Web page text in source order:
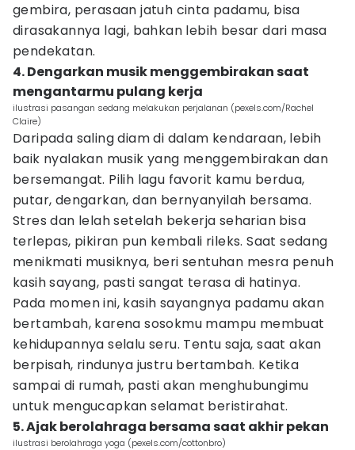
gembira, perasaan jatuh cinta padamu, bisa
dirasakannya lagi, bahkan lebih besar dari masa
pendekatan.
4. Dengarkan musik menggembirakan saat
mengantarmu pulang kerja
ilustrasi pasangan sedang melakukan perjalanan (pexels.com/Rachel
Claire)
Daripada saling diam di dalam kendaraan, lebih
baik nyalakan musik yang menggembirakan dan
bersemangat. Pilih lagu favorit kamu berdua,
putar, dengarkan, dan bernyanyilah bersama.
Stres dan lelah setelah bekerja seharian bisa
terlepas, pikiran pun kembali rileks. Saat sedang
menikmati musiknya, beri sentuhan mesra penuh
kasih sayang, pasti sangat terasa di hatinya.
Pada momen ini, kasih sayangnya padamu akan
bertambah, karena sosokmu mampu membuat
kehidupannya selalu seru. Tentu saja, saat akan
berpisah, rindunya justru bertambah. Ketika
sampai di rumah, pasti akan menghubungimu
untuk mengucapkan selamat beristirahat.
5. Ajak berolahraga bersama saat akhir pekan
ilustrasi berolahraga yoga (pexels.com/cottonbro)